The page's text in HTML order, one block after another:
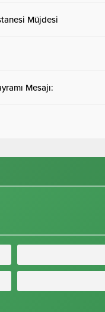
Müjdesi
Mesajı: